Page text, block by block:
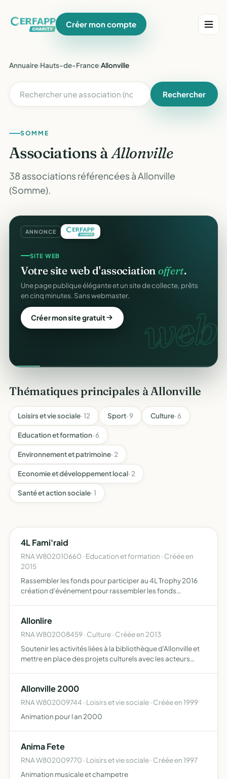
Créer mon compte
Annuaire›Hauts-de-France›Allonville
Rechercher
SOMME
Associations àAllonville
38 associations référencées à Allonville
(Somme).
ANNONCE
web.
SITE WEB
Votre site web d'association offert.
Une page publique élégante et un site de collecte, prêts
en cinq minutes. Sans webmaster.
Créer mon site gratuit
Thématiques principales à Allonville
Loisirs et vie sociale· 12 Sport· 9 Culture· 6
Education et formation· 6
Environnement et patrimoine· 2
Economie et développement local· 2
Santé et action sociale· 1
4L Fami'raid
RNA W802010660 · Education et formation · Créée en
2015
Rassembler les fonds pour participer au 4L Trophy 2016
création d'événement pour rassembler les fonds
Allonlire
RNA W802008459 · Culture · Créée en 2013
Soutenir les activités liées à la bibliothèque d'Allonville et
mettre en place des projets culturels avec les acteurs
Allonville 2000
RNA W802009744 · Loisirs et vie sociale · Créée en 1999
Animation pour l an 2000
Anima Fete
RNA W802009770 · Loisirs et vie sociale · Créée en 1997
Animation musicale et champetre